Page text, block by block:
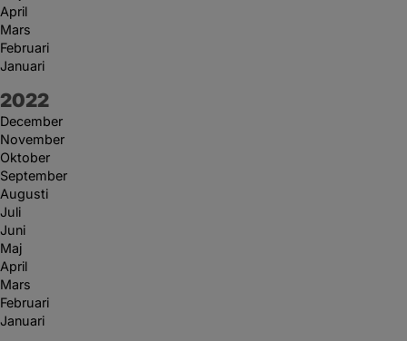
April
Mars
Februari
Januari
År:
2022
December
November
Oktober
September
Augusti
Juli
Juni
Maj
April
Mars
Februari
Januari